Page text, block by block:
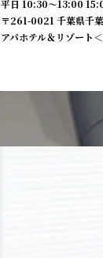
平日 10:30〜13:00
〒261-0021 千葉県千
アパホテル＆リゾート